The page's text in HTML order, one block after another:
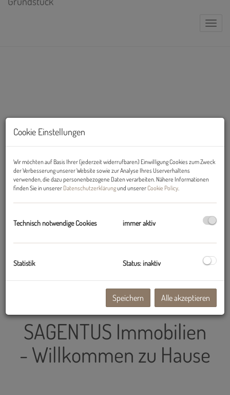
SAGENTUS Immobilien
- Willkommen zu Hause
Cookie Einstellungen
Wir möchten auf Basis Ihrer (jederzeit widerrufbaren) Einwilligung Cookies zum Zweck
der Verbesserung unserer Website sowie zur Analyse Ihres Userverhaltens
verwenden, die dazu personenbezogene Daten verarbeiten. Nähere Informationen
finden Sie in unserer Datenschutzerklärungund unsererCookie Policy
Technisch notwendige Cookies immer aktiv
Statistik Status: inaktiv
Speichern Alle akzeptieren